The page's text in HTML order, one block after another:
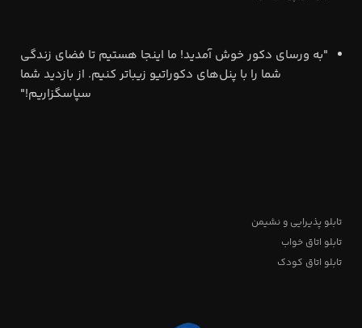
"به ورسای دکور خوش آمدید! ما اینجا هستیم تا فضای زندگی
شما را با پنل‌های دکوراتیو زیباتر کنیم. از بازدید شما
سپاسگزاریم!"
تابلو پذیرایی و نشیمن
تابلو اتاق خواب
تابلو اتاق کودک